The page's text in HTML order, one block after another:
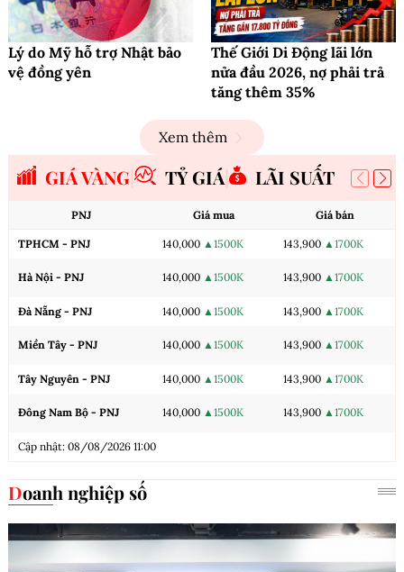
Lý do Mỹ hỗ trợ Nhật bảo
vệ đồng yên
Thế Giới Di Động lãi lớn
nửa đầu 2026, nợ phải trả
tăng thêm 35%
Xem thêm
GIÁ VÀNG TỶ GIÁ LÃI SUẤT
PNJ Giá mua Giá bán
TPHCM - PNJ 140,000 ▲1500K 143,900 ▲1700K
Hà Nội - PNJ 140,000 ▲1500K 143,900 ▲1700K
Đà Nẵng - PNJ 140,000 ▲1500K 143,900 ▲1700K
Miền Tây - PNJ 140,000 ▲1500K 143,900 ▲1700K
Tây Nguyên - PNJ 140,000 ▲1500K 143,900 ▲1700K
Đông Nam Bộ - PNJ 140,000 ▲1500K 143,900 ▲1700K
Cập nhật: 08/08/2026 11:00
Doanh nghiệp số